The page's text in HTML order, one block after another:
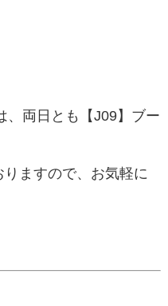
、両日とも【J09】ブー
ますので、お気軽に